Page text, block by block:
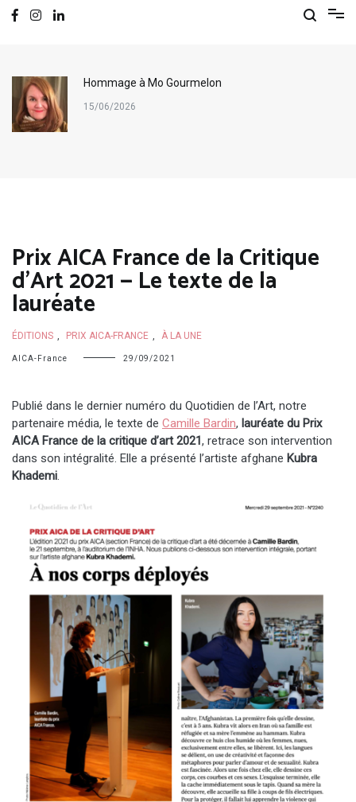
Hommage à Mo Gourmelon
15/06/2026
Prix AICA France de la Critique
d’Art 2021 — Le texte de la
lauréate
ÉDITIONS PRIX AICA-FRANCE À LA UNE
AICA-France 29/09/2021
Publié dans le dernier numéro du Quotidien de l’Art, notre
partenaire média, le texte de Camille Bardin, lauréate du Prix
AICA France de la critique d’art 2021, retrace son intervention
dans son intégralité. Elle a présenté l’artiste afghane Kubra
Khademi.